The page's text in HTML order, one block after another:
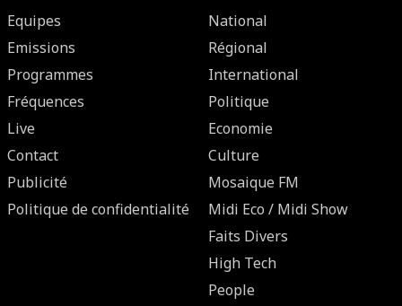
Equipes
Emissions
Programmes
Fréquences
Live
Contact
Publicité
Politique de confidentialité
National
Régional
International
Politique
Economie
Culture
Mosaique FM
Midi Eco / Midi Show
Faits Divers
High Tech
People